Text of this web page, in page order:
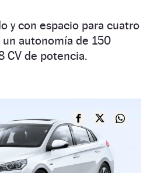
y con espacio para cuatro
autonomía de 150
CV de potencia.